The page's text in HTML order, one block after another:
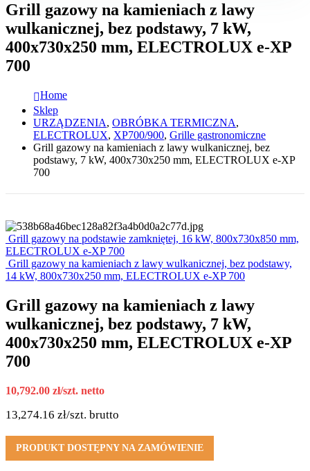
Grill gazowy na kamieniach z lawy
wulkanicznej, bez podstawy, 7 kW,
400x730x250 mm, ELECTROLUX e-XP
700
Home
Sklep
URZĄDZENIA, OBRÓBKA TERMICZNA,
ELECTROLUX, XP700/900, Grille gastronomiczne
Grill gazowy na kamieniach z lawy wulkanicznej, bez
podstawy, 7 kW, 400x730x250 mm, ELECTROLUX e-XP
700
Grill gazowy na podstawie zamkniętej, 16 kW, 800x730x850 mm,
ELECTROLUX e-XP 700
Grill gazowy na kamieniach z lawy wulkanicznej, bez podstawy,
14 kW, 800x730x250 mm, ELECTROLUX e-XP 700
Grill gazowy na kamieniach z lawy
wulkanicznej, bez podstawy, 7 kW,
400x730x250 mm, ELECTROLUX e-XP
700
10,792.00 zł/szt. netto
13,274.16 zł/szt. brutto
PRODUKT DOSTĘPNY NA ZAMÓWIENIE